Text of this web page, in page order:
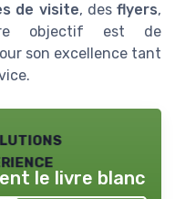
de visite, des flyers,
objectif est de
son excellence tant
le livre blanc